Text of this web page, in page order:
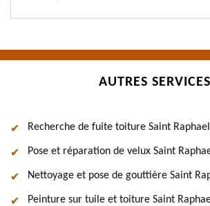
AUTRES SERVICES
Recherche de fuite toiture Saint Raphael
Pose et réparation de velux Saint
Nettoyage et pose de gouttière Saint
Peinture sur tuile et toiture Saint